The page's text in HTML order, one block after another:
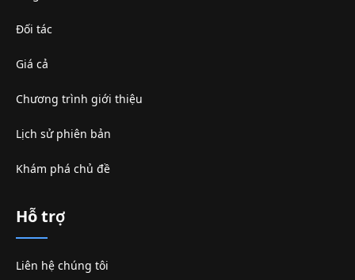
Đối tác
Giá cả
Chương trình giới thiệu
Lịch sử phiên bản
Khám phá chủ đề
Hỗ trợ
Liên hệ chúng tôi